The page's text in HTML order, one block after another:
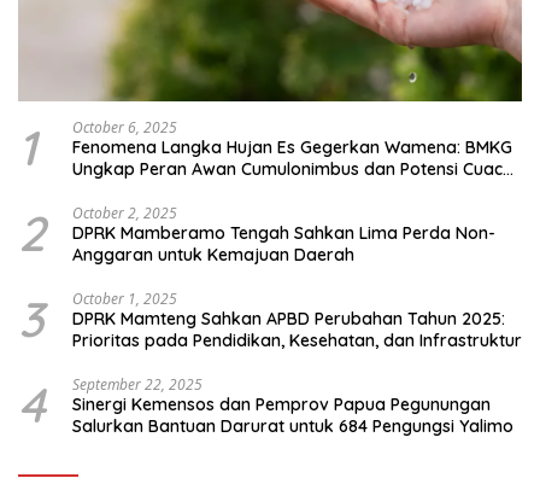
1 October 6, 2025
Fenomena Langka Hujan Es Gegerkan Wamena: BMKG
Ungkap Peran Awan Cumulonimbus dan Potensi Cuaca
2 October 2, 2025
DPRK Mamberamo Tengah Sahkan Lima Perda Non-
Anggaran untuk Kemajuan Daerah
3 October 1, 2025
DPRK Mamteng Sahkan APBD Perubahan Tahun 2025:
Prioritas pada Pendidikan, Kesehatan, dan Infrastruktur
4 September 22, 2025
Sinergi Kemensos dan Pemprov Papua Pegunungan
Salurkan Bantuan Darurat untuk 684 Pengungsi Yalimo